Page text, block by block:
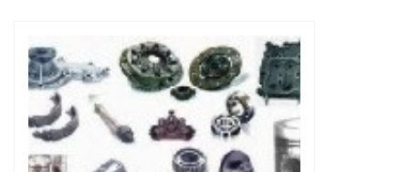
equipamento é ocasionado por falta de
cuidados com o filtros de
empilhadeira.MAIS DETALHES ACERCA DO
PRODUTOPeças como os filtros para
empilhadeira...